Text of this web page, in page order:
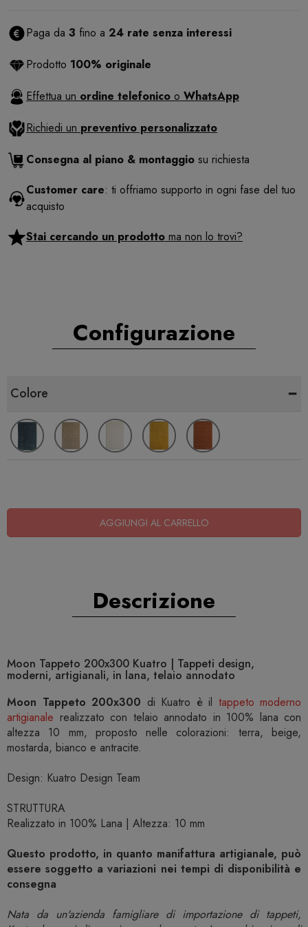
Paga da 3 fino a 24 rate senza interessi
Prodotto 100% originale
Effettua un ordine telefonico o WhatsApp
Richiedi un preventivo personalizzato
Consegna al piano & montaggio su richiesta
Customer care: ti offriamo supporto in ogni fase del tuo
acquisto
Stai cercando un prodotto ma non lo trovi?
Configurazione
Colore -
AGGIUNGI AL CARRELLO
Descrizione
Moon Tappeto 200x300 Kuatro | Tappeti design,
moderni, artigianali, in lana, telaio annodato
Moon Tappeto 200x300 di Kuatro è il tappeto moderno
artigianale realizzato con telaio annodato in 100% lana con
altezza 10 mm, proposto nelle colorazioni: terra, beige,
mostarda, bianco e antracite.
Design: Kuatro Design Team
STRUTTURA
Realizzato in 100% Lana | Altezza: 10 mm
Questo prodotto, in quanto manifattura artigianale, può
essere soggetto a variazioni nei tempi di disponibilità e
consegna
Nata da un'azienda famigliare di importazione di tappeti,